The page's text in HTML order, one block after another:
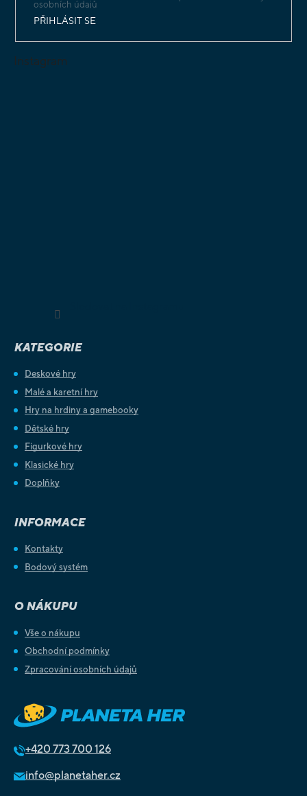
osobních údajů
PŘIHLÁSIT SE
Instagram
KATEGORIE
Deskové hry
Malé a karetní hry
Hry na hrdiny a gamebooky
Dětské hry
Figurkové hry
Klasické hry
Doplňky
INFORMACE
Kontakty
Bodový systém
O NÁKUPU
Vše o nákupu
Obchodní podmínky
Zpracování osobních údajů
+420 773 700 126
info@planetaher.cz